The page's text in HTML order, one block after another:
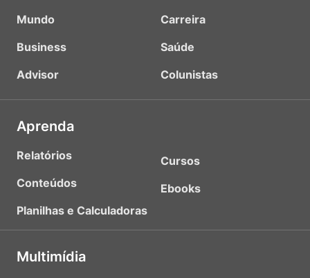
Mundo
Business
Advisor
Carreira
Saúde
Colunistas
Aprenda
Relatórios
Conteúdos
Planilhas e Calculadoras
Cursos
Ebooks
Multimídia